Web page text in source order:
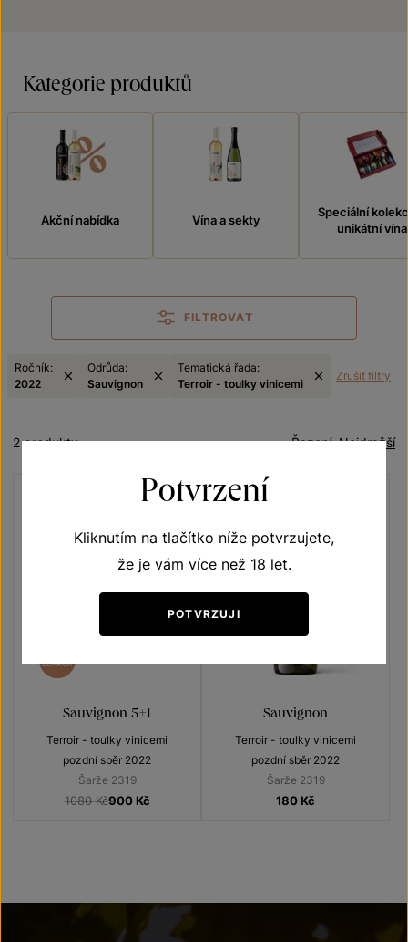
Kategorie produktů
Akční nabídka Vína a sekty
Speciální
unikátní vína
FILTROVAT
Ročník:
2022
Odrůda:
Sauvignon
Tematická řada:
Terroir - toulky vinicemi
Zrušit filtry
Nejdražší
Řazení:
2 produkty
ZDARMA
Sauvignon 5+1
Terroir - toulky vinicemi
pozdní sběr 2022
Šarže 2319
1080 Kč900 Kč
Sauvignon
Terroir - toulky vinicemi
pozdní sběr 2022
Šarže 2319
180 Kč
Potvrzení
Kliknutím na tlačítko níže potvrzujete,
že je vám více než 18 let.
POTVRZUJI